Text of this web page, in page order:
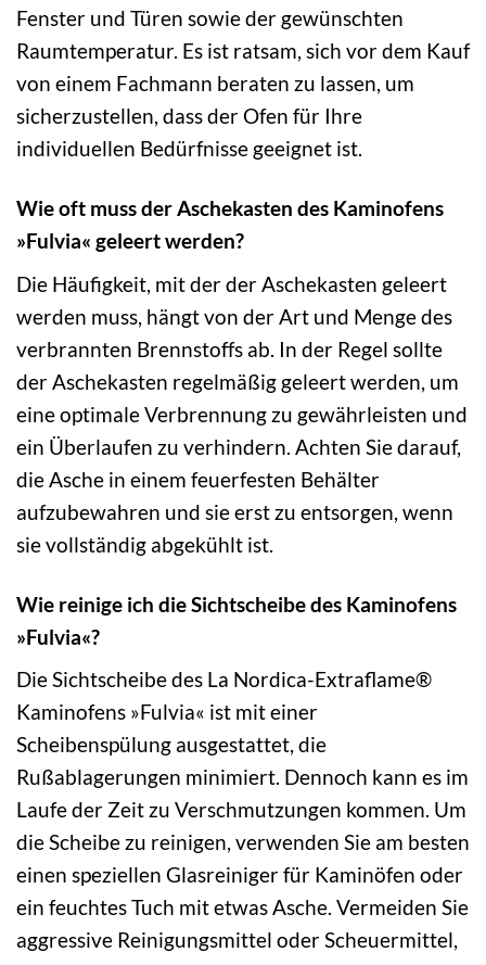
Fenster und Türen sowie der gewünschten
Raumtemperatur. Es ist ratsam, sich vor dem Kauf
von einem Fachmann beraten zu lassen, um
sicherzustellen, dass der Ofen für Ihre
individuellen Bedürfnisse geeignet ist.
Wie oft muss der Aschekasten des Kaminofens
»Fulvia« geleert werden?
Die Häufigkeit, mit der der Aschekasten geleert
werden muss, hängt von der Art und Menge des
verbrannten Brennstoffs ab. In der Regel sollte
der Aschekasten regelmäßig geleert werden, um
eine optimale Verbrennung zu gewährleisten und
ein Überlaufen zu verhindern. Achten Sie darauf,
die Asche in einem feuerfesten Behälter
aufzubewahren und sie erst zu entsorgen, wenn
sie vollständig abgekühlt ist.
Wie reinige ich die Sichtscheibe des Kaminofens
»Fulvia«?
Die Sichtscheibe des La Nordica-Extraflame®
Kaminofens »Fulvia« ist mit einer
Scheibenspülung ausgestattet, die
Rußablagerungen minimiert. Dennoch kann es im
Laufe der Zeit zu Verschmutzungen kommen. Um
die Scheibe zu reinigen, verwenden Sie am besten
einen speziellen Glasreiniger für Kaminöfen oder
ein feuchtes Tuch mit etwas Asche. Vermeiden Sie
aggressive Reinigungsmittel oder Scheuermittel,